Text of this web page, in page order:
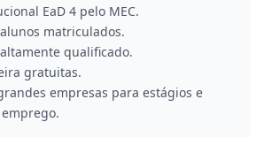
EaD 4 pelo MEC.
matriculados.
qualificado.
gratuitas.
empresas para estágios e